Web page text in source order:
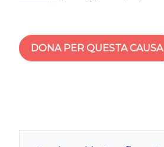
DONA PER QUESTA CAUSA